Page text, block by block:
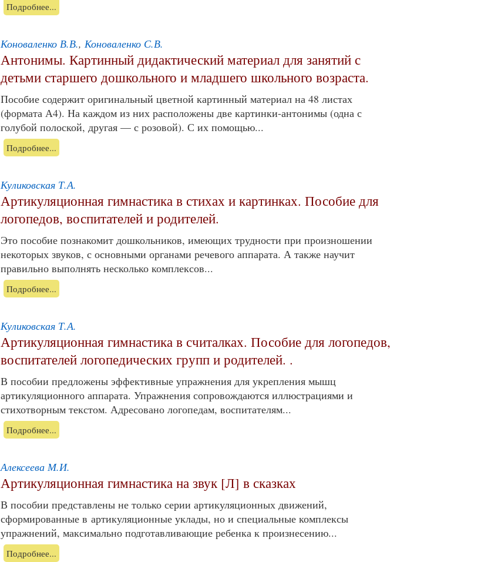
Подробнее...
Коноваленко В.В., Коноваленко С.В.
Антонимы. Картинный дидактический материал для занятий с
детьми старшего дошкольного и младшего школьного возраста.
Пособие содержит оригинальный цветной картинный материал на 48 листах
(формата А4). На каждом из них расположены две картинки-антонимы (одна с
голубой полоской, другая — с розовой). С их помощью...
Подробнее...
Куликовская Т.А.
Артикуляционная гимнастика в стихах и картинках. Пособие для
логопедов, воспитателей и родителей.
Это пособие познакомит дошкольников, имеющих трудности при произношении
некоторых звуков, с основными органами речевого аппарата. А также научит
правильно выполнять несколько комплексов...
Подробнее...
Куликовская Т.А.
Артикуляционная гимнастика в считалках. Пособие для логопедов,
воспитателей логопедических групп и родителей. .
В пособии предложены эффективные упражнения для укрепления мышц
артикуляционного аппарата. Упражнения сопровождаются ил­люстрациями и
стихотворным текстом. Адресовано логопедам, воспитателям...
Подробнее...
Алексеева М.И.
Артикуляционная гимнастика на звук [Л] в сказках
В пособии представлены не только серии артикуляционных движений,
сформированные в артикуляционные уклады, но и специальные комплексы
упражнений, максимально подготавливающие ребенка к произнесению...
Подробнее...